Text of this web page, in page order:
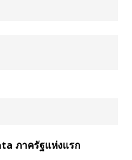
ภาครัฐแห่งแรก